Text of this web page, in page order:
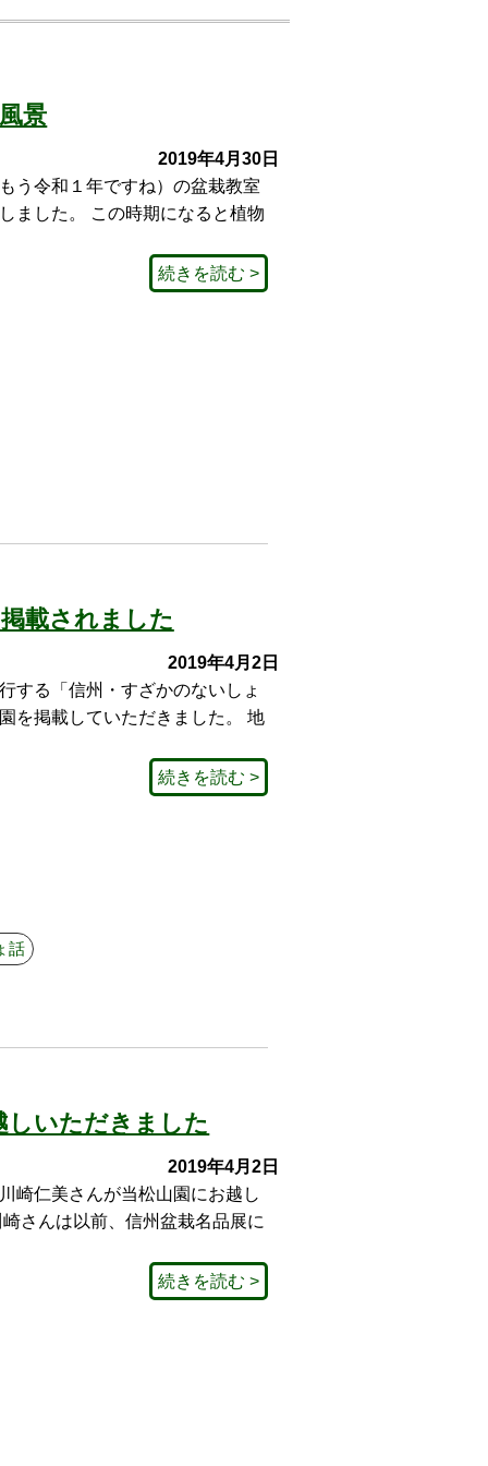
景
2019年4月30日
う令和１年ですね）の盆栽教室
ました。 この時期になると植物
続きを読む >
載されました
2019年4月2日
する「信州・すざかのないしょ
を掲載していただきました。 地
続きを読む >
話
しいただきました
2019年4月2日
崎仁美さんが当松山園にお越し
さんは以前、信州盆栽名品展に
続きを読む >